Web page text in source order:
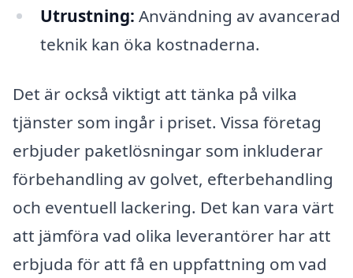
Utrustning: Användning av avancerad
teknik kan öka kostnaderna.
Det är också viktigt att tänka på vilka
tjänster som ingår i priset. Vissa företag
erbjuder paketlösningar som inkluderar
förbehandling av golvet, efterbehandling
och eventuell lackering. Det kan vara värt
att jämföra vad olika leverantörer har att
erbjuda för att få en uppfattning om vad